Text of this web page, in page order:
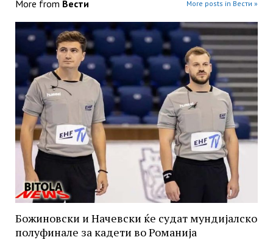
More from Вести More posts in Вести »
Божиновски и Начевски ќе судат мундијалско
полуфинале за кадети во Романија